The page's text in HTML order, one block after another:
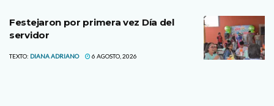
Festejaron por primera vez Día del
servidor
TEXTO: DIANA ADRIANO 6 AGOSTO, 2026